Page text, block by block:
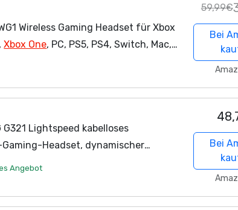
Wireless Gaming Headset für Xbox
Xbox One, PC, PS5, PS4, Switch, Mac,
59,99€
Bei
G321 Lightspeed kabelloses
Headset, dynamischer
Passform, 16-kHz-
Angebot
Bei